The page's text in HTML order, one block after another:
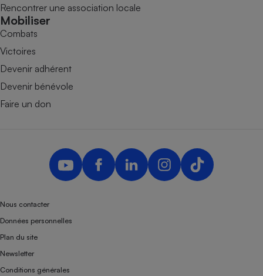
Rencontrer une association locale
Mobiliser
Combats
Victoires
Devenir adhérent
Devenir bénévole
Faire un don
Nous contacter
Données personnelles
Plan du site
Newsletter
Conditions générales